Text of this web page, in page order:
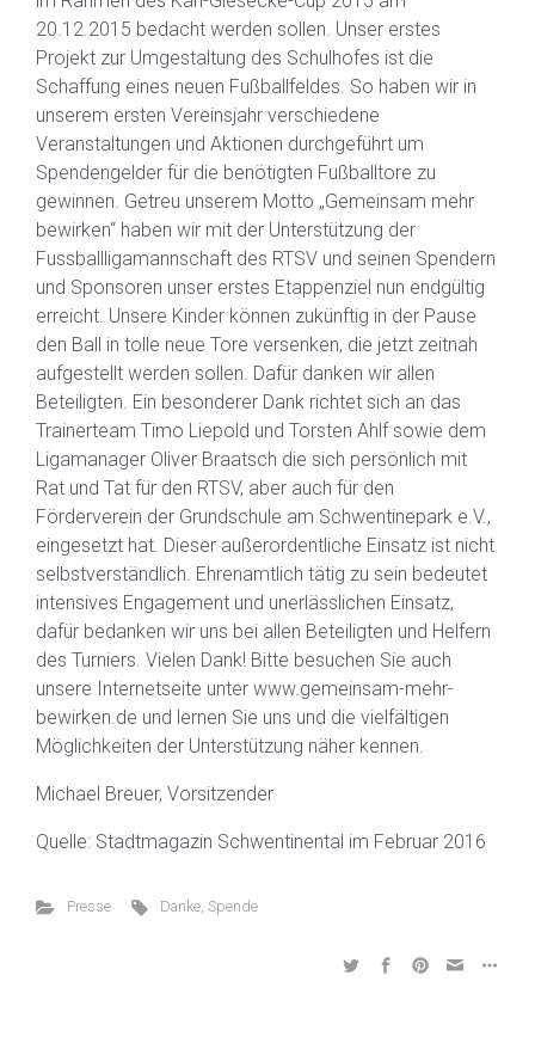
20.12.2015 bedacht werden sollen. Unser erstes
Projekt zur Umgestaltung des Schulhofes ist die
Schaffung eines neuen Fußballfeldes. So haben wir in
unserem ersten Vereinsjahr verschiedene
Veranstaltungen und Aktionen durchgeführt um
Spendengelder für die benötigten Fußballtore zu
gewinnen. Getreu unserem Motto „Gemeinsam mehr
bewirken“ haben wir mit der Unterstützung der
Fussballligamannschaft des RTSV und seinen Spendern
und Sponsoren unser erstes Etappenziel nun endgültig
erreicht. Unsere Kinder können zukünftig in der Pause
den Ball in tolle neue Tore versenken, die jetzt zeitnah
aufgestellt werden sollen. Dafür danken wir allen
Beteiligten. Ein besonderer Dank richtet sich an das
Trainerteam Timo Liepold und Torsten Ahlf sowie dem
Ligamanager Oliver Braatsch die sich persönlich mit
Rat und Tat für den RTSV, aber auch für den
Förderverein der Grundschule am Schwentinepark e.V.,
eingesetzt hat. Dieser außerordentliche Einsatz ist nicht
selbstverständlich. Ehrenamtlich tätig zu sein bedeutet
intensives Engagement und unerlässlichen Einsatz,
dafür bedanken wir uns bei allen Beteiligten und Helfern
des Turniers. Vielen Dank! Bitte besuchen Sie auch
unsere Internetseite unter www.gemeinsam-mehr-
bewirken.de und lernen Sie uns und die vielfältigen
Möglichkeiten der Unterstützung näher kennen.
Michael Breuer, Vorsitzender
Quelle: Stadtmagazin Schwentinental im Februar 2016
Presse Danke, Spende